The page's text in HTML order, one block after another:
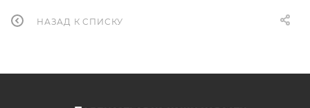
НАЗАД К СПИСКУ